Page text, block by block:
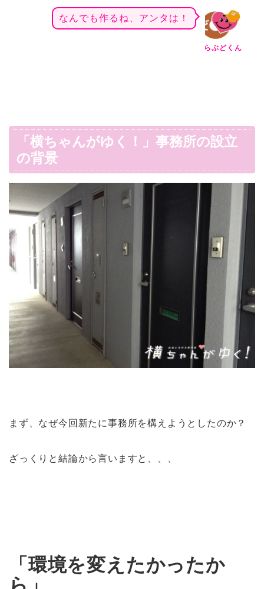
らぶどくん
なんでも作るね、アンタは！
「横ちゃんがゆく！」事務所の設立
の背景
まず、なぜ今回新たに事務所を構えようとしたのか？
ざっくりと結論から言いますと、、、
「環境を変えたかったか